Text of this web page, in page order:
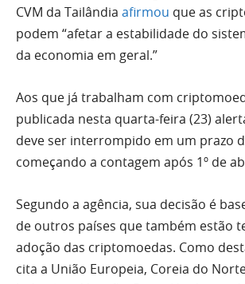
CVM da Tailândia afirmou que as
podem “afetar a estabilidade do
da economia em geral.”
Aos que já trabalham com
publicada nesta quarta-feira (23)
deve ser interrompido em um prazo
começando a contagem após 1º de
Segundo a agência, sua decisão é
de outros países que também estão
adoção das criptomoedas. Como
cita a União Europeia, Coreia do